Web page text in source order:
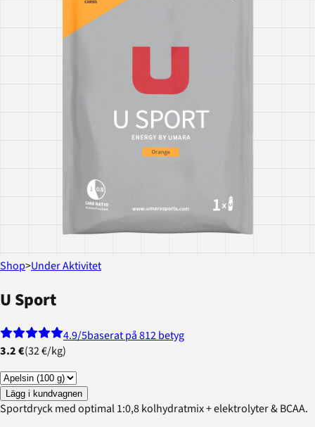
Shop>Under Aktivitet
U Sport
4.9/5baserat på 812 betyg
3.2 €(32 €/kg)
Lägg i kundvagnen
Sportdryck med optimal 1:0,8 kolhydratmix + elektrolyter & BCAA.